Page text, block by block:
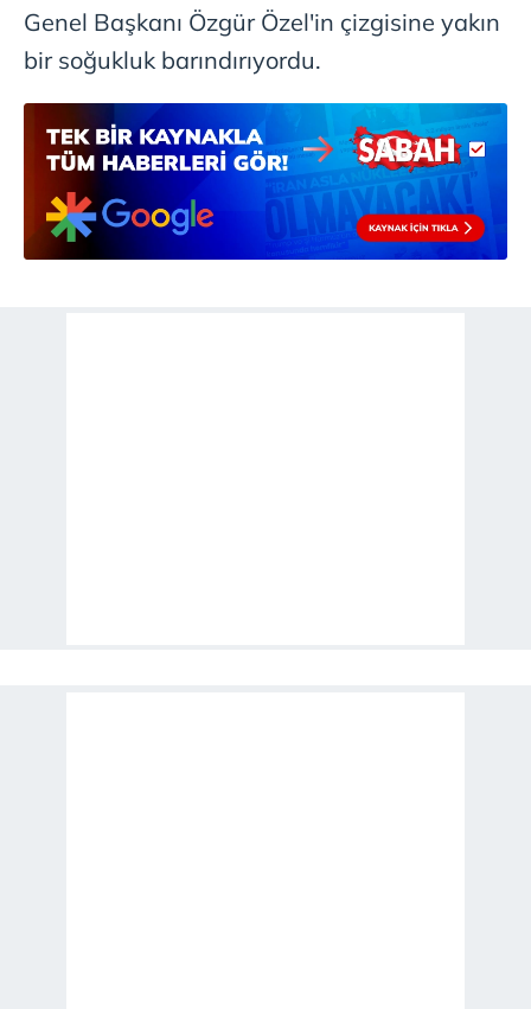
Genel Başkanı Özgür Özel'in çizgisine yakın
bir soğukluk barındırıyordu.